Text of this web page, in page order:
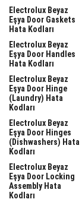
Electrolux Beyaz
Eşya Door Gaskets
Hata Kodları
Electrolux Beyaz
Eşya Door Handles
Hata Kodları
Electrolux Beyaz
Eşya Door Hinge
(laundry) Hata
Kodları
Electrolux Beyaz
Eşya Door Hinges
(dishwashers) Hata
Kodları
Electrolux Beyaz
Eşya Door Locking
Assembly Hata
Kodları